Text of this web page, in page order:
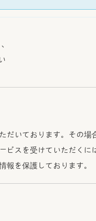
だいております。その場
ビスを受けていただくに
報を保護しております。